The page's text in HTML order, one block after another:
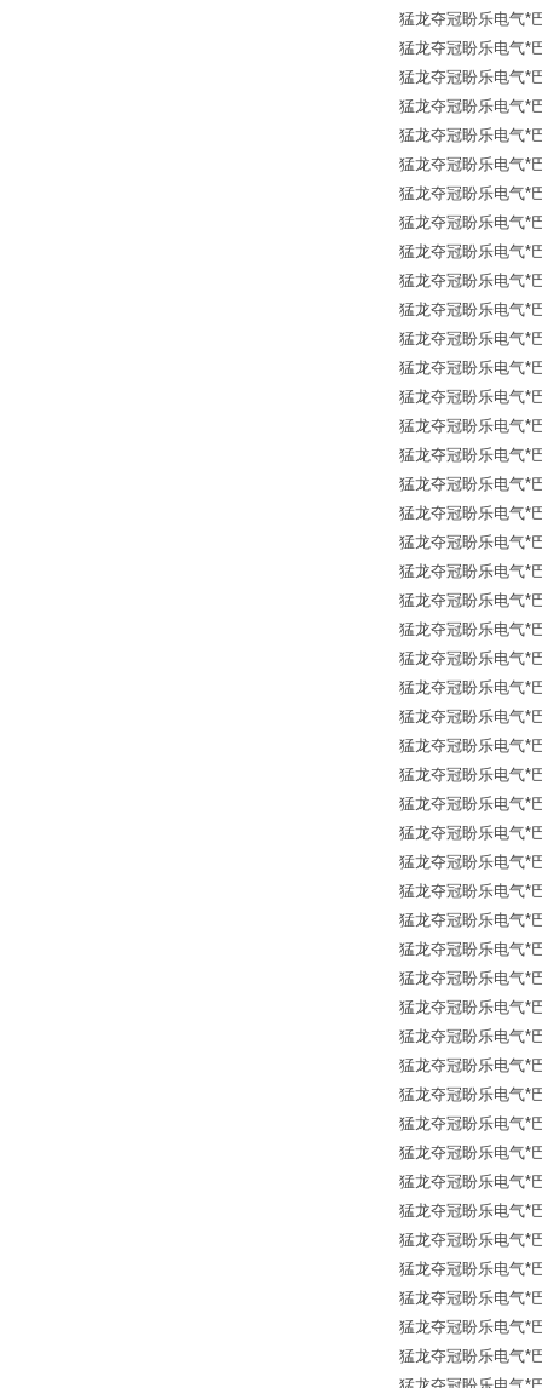
猛龙夺冠盼乐电气*
猛龙夺冠盼乐电气*
猛龙夺冠盼乐电气*
猛龙夺冠盼乐电气*
猛龙夺冠盼乐电气*
猛龙夺冠盼乐电气*
猛龙夺冠盼乐电气*
猛龙夺冠盼乐电气*
猛龙夺冠盼乐电气*
猛龙夺冠盼乐电气*
猛龙夺冠盼乐电气*
猛龙夺冠盼乐电气*
猛龙夺冠盼乐电气*
猛龙夺冠盼乐电气*
猛龙夺冠盼乐电气*
猛龙夺冠盼乐电气*
猛龙夺冠盼乐电气*
猛龙夺冠盼乐电气*
猛龙夺冠盼乐电气*
猛龙夺冠盼乐电气*
猛龙夺冠盼乐电气*
猛龙夺冠盼乐电气*
猛龙夺冠盼乐电气*
猛龙夺冠盼乐电气*
猛龙夺冠盼乐电气*
猛龙夺冠盼乐电气*
猛龙夺冠盼乐电气*
猛龙夺冠盼乐电气*
猛龙夺冠盼乐电气*
猛龙夺冠盼乐电气*
猛龙夺冠盼乐电气*
猛龙夺冠盼乐电气*
猛龙夺冠盼乐电气*
猛龙夺冠盼乐电气*
猛龙夺冠盼乐电气*
猛龙夺冠盼乐电气*
猛龙夺冠盼乐电气*
猛龙夺冠盼乐电气*
猛龙夺冠盼乐电气*
猛龙夺冠盼乐电气*
猛龙夺冠盼乐电气*
猛龙夺冠盼乐电气*
猛龙夺冠盼乐电气*
猛龙夺冠盼乐电气*
猛龙夺冠盼乐电气*
猛龙夺冠盼乐电气*
猛龙夺冠盼乐电气*